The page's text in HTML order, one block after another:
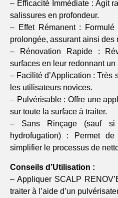
– Efficacité Immédiate : Agit
salissures en profondeur.
– Effet Rémanent :
prolongée, assurant ainsi des
– Rénovation Rapide :
surfaces en leur redonnant
– Facilité d’Application : Très
les utilisateurs novices.
– Pulvérisable : Offre une
sur toute la surface à traiter.
– Sans Rinçage (sauf
hydrofugation) : Permet
simplifier le processus de
Conseils d’Utilisation :
– Appliquer SCALP
traiter à l’aide d’un